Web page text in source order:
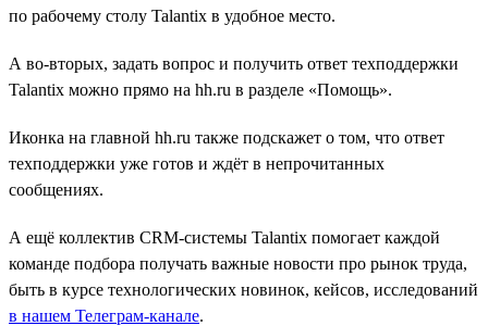
по рабочему столу Talantix в удобное место.
А во-вторых, задать вопрос и получить ответ техподдержки
Talantix можно прямо на hh.ru в разделе «Помощь».
Иконка на главной hh.ru также подскажет о том, что ответ
техподдержки уже готов и ждёт в непрочитанных
сообщениях.
А ещё коллектив CRM-системы Talantix помогает каждой
команде подбора получать важные новости про рынок труда,
быть в курсе технологических новинок, кейсов, исследований
в нашем Телеграм-канале.